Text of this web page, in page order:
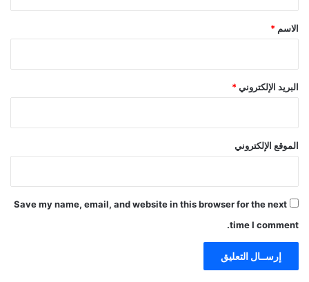
*
الاسم *
البريد الإلكتروني*
الموقع الإلكتروني
Save my name, email, and website in this browser for the next
time I comment.